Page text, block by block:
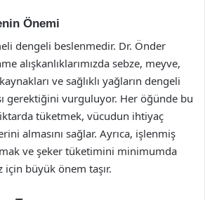
Önemi
dengeli beslenmedir. Dr. Önder
alışkanlıklarımızda sebze, meyve,
ve sağlıklı yağların dengeli
gerektiğini vurguluyor. Her öğünde bu
tüketmek, vücudun ihtiyaç
almasını sağlar. Ayrıca, işlenmiş
ve şeker tüketimini minimumda
için büyük önem taşır.